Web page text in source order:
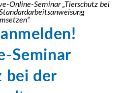
Online-Seminar „Tierschutz bei
Seminar
bei der